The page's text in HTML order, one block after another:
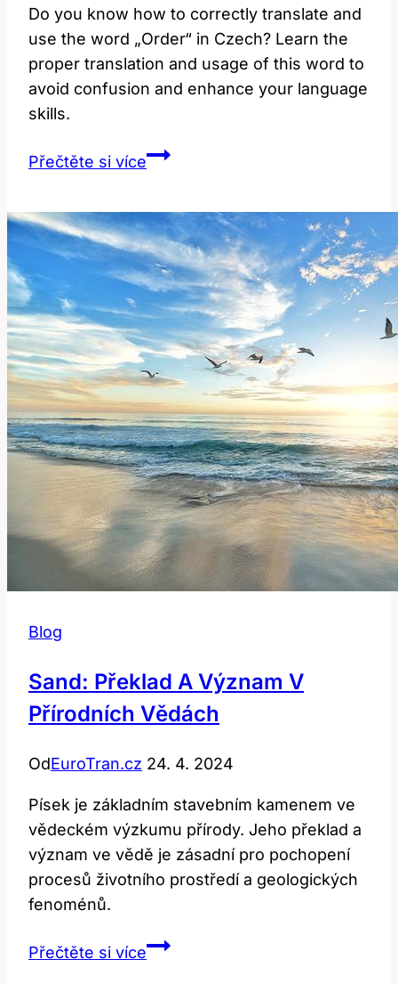
Do you know how to correctly translate and
use the word „Order“ in Czech? Learn the
proper translation and usage of this word to
avoid confusion and enhance your language
skills.
Přečtěte si víceOrder:
Přeložit
a
Používat
Toto
Slovo?
Blog
Sand: Překlad A Význam V
Přírodních Vědách
OdEuroTran.cz 24. 4. 2024
Písek je základním stavebním kamenem ve
vědeckém výzkumu přírody. Jeho překlad a
význam ve vědě je zásadní pro pochopení
procesů životního prostředí a geologických
fenoménů.
Přečtěte si víceSand: